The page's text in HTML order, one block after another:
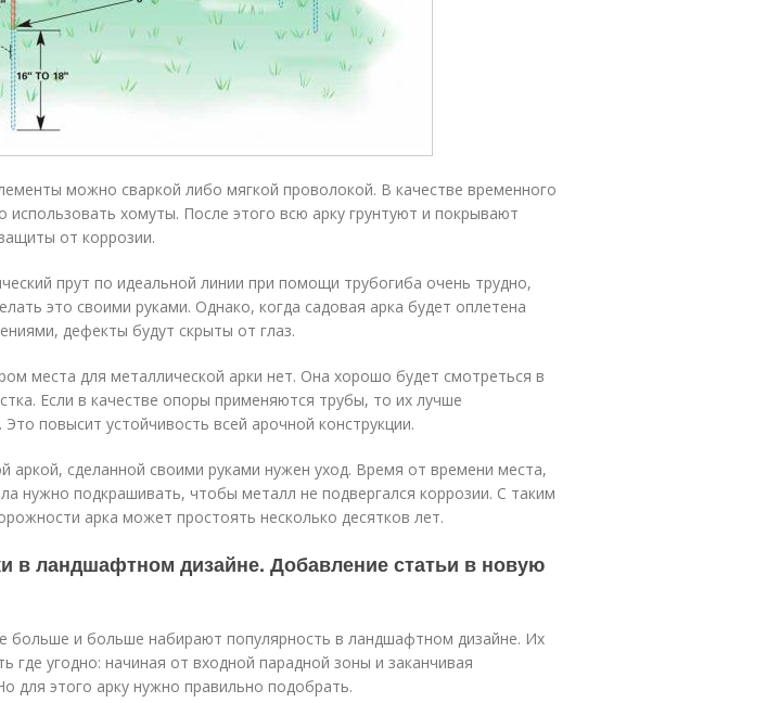
можно сваркой либо мягкой проволокой. В качестве временного
использовать хомуты. После этого всю арку грунтуют и покрывают
от коррозии.
прут по идеальной линии при помощи трубогиба очень трудно,
это своими руками. Однако, когда садовая арка будет оплетена
дефекты будут скрыты от глаз.
места для металлической арки нет. Она хорошо будет смотреться в
Если в качестве опоры применяются трубы, то их лучше
повысит устойчивость всей арочной конструкции.
аркой, сделанной своими руками нужен уход. Время от времени места,
нужно подкрашивать, чтобы металл не подвергался коррозии. С таким
арка может простоять несколько десятков лет.
в ландшафтном дизайне. Добавление статьи в новую
больше и больше набирают популярность в ландшафтном дизайне. Их
где угодно: начиная от входной парадной зоны и заканчивая
для этого арку нужно правильно подобрать.